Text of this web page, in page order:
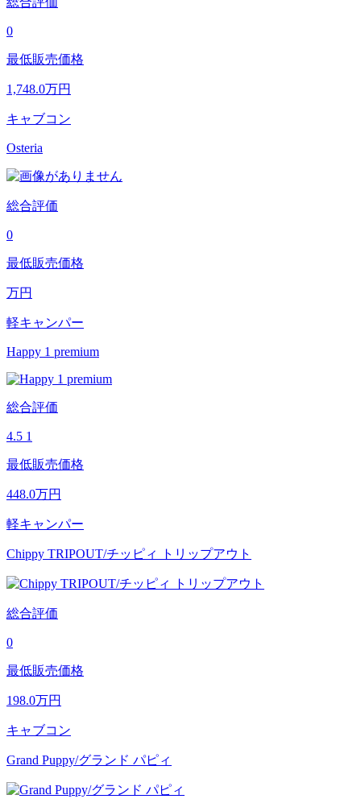
0
最低販売価格
1,748.0万円
キャブコン
Osteria
総合評価
0
最低販売価格
万円
軽キャンパー
Happy 1 premium
総合評価
4.5 1
最低販売価格
448.0万円
軽キャンパー
Chippy TRIPOUT/チッピィ トリップアウト
総合評価
0
最低販売価格
198.0万円
キャブコン
Grand Puppy/グランド パピィ